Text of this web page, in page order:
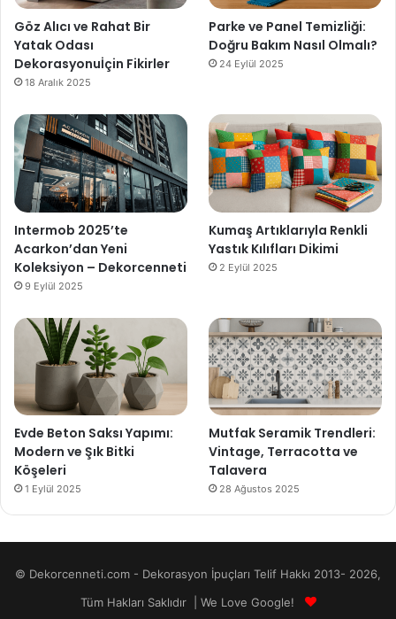
Göz Alıcı ve Rahat Bir
Yatak Odası
Dekorasyonuİçin Fikirler
18 Aralık 2025
Parke ve Panel Temizliği:
Doğru Bakım Nasıl Olmalı?
24 Eylül 2025
Intermob 2025’te
Acarkon’dan Yeni
Koleksiyon – Dekorcenneti
9 Eylül 2025
Kumaş Artıklarıyla Renkli
Yastık Kılıfları Dikimi
2 Eylül 2025
Evde Beton Saksı Yapımı:
Modern ve Şık Bitki
Köşeleri
1 Eylül 2025
Mutfak Seramik Trendleri:
Vintage, Terracotta ve
Talavera
28 Ağustos 2025
© Dekorcenneti.com - Dekorasyon İpuçları Telif Hakkı 2013- 2026,
Tüm Hakları Saklıdır | We Love Google!